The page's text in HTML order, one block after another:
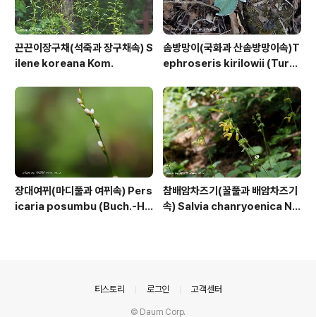
끈끈이장구채(석죽과 장구채속) S
ilene koreana Kom.
솜방망이(국화과 산솜방망이속)T
ephroseris kirilowii (Turc
장대여뀌(마디풀과 여뀌속) Pers
icaria posumbu (Buch.-Ha
참배암차즈기(꿀풀과 배암차즈기
속) Salvia chanryoenica Na
티스토리 로그인 고객센터
© Daum Corp.